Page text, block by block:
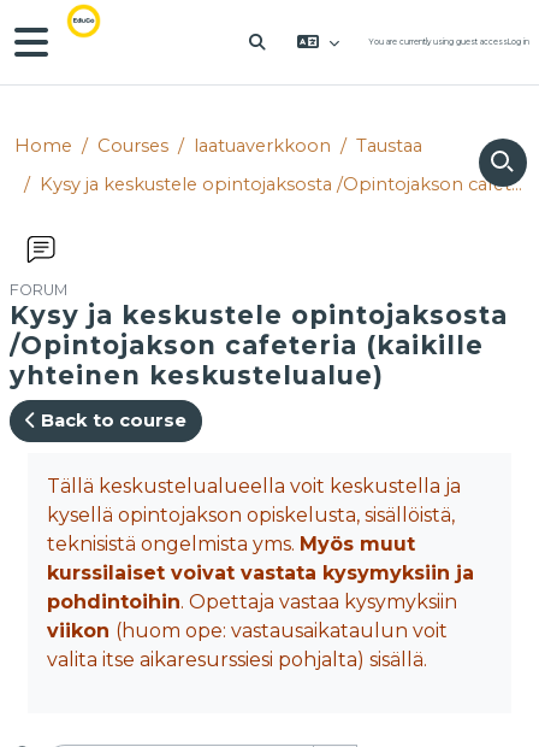
Skip to main content
Side panel
TOGGLE SEARCH INPUT
You are currently using guest accessLog in
Home Courses laatuaverkkoon
Taustaa
Kysy ja keskustele opintojaksosta /Opintojakson cafeteria (kaikille yhteinen keskustelualue)
FORUM
Kysy ja keskustele opintojaksosta
/Opintojakson cafeteria (kaikille
yhteinen keskustelualue)
Back to course
Tällä keskustelualueella voit keskustella ja
kysellä opintojakson opiskelusta, sisällöistä,
teknisistä ongelmista yms. Myös muut
kurssilaiset voivat vastata kysymyksiin ja
pohdintoihin. Opettaja vastaa kysymyksiin
viikon (huom ope: vastausaikataulun voit
valita itse aikaresurssiesi pohjalta) sisällä.